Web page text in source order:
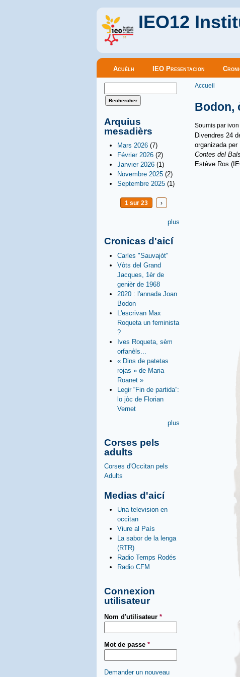
IEO12
Menu principal
Acuèlh IEO Presentacion
Formulaire de recherche
Arquius
mesadièrs
Mars 2026 (7)
Février 2026 (2)
Janvier 2026 (1)
Novembre 2025 (2)
Septembre 2025 (1)
1 sur 23 ›
plus
Cronicas d'aicí
Carles "Sauvajòt"
Vòts del Grand
Jacques, 1èr de
genièr de 1968
2020 : l'annada Joan
Bodon
L'escrivan Max
Roqueta un feminista
?
Ives Roqueta, sèm
orfanèls...
« Dins de patetas
rojas » de Maria
Roanet »
Legir “Fin de partida”:
lo jòc de Florian
Vernet
plus
Corses pels
adults
Corses d'Occitan pels
Adults
Medias d'aicí
Una television en
occitan
Viure al País
La sabor de la lenga
(RTR)
Radio Temps Rodés
Radio CFM
Connexion
utilisateur
Nom d'utilisateur *
Mot de passe *
Demander un nouveau
Vous êtes
Accueil
Bodon,
Soumis par ivon
Divendres 24
organizada
Contes del
Estève Ros